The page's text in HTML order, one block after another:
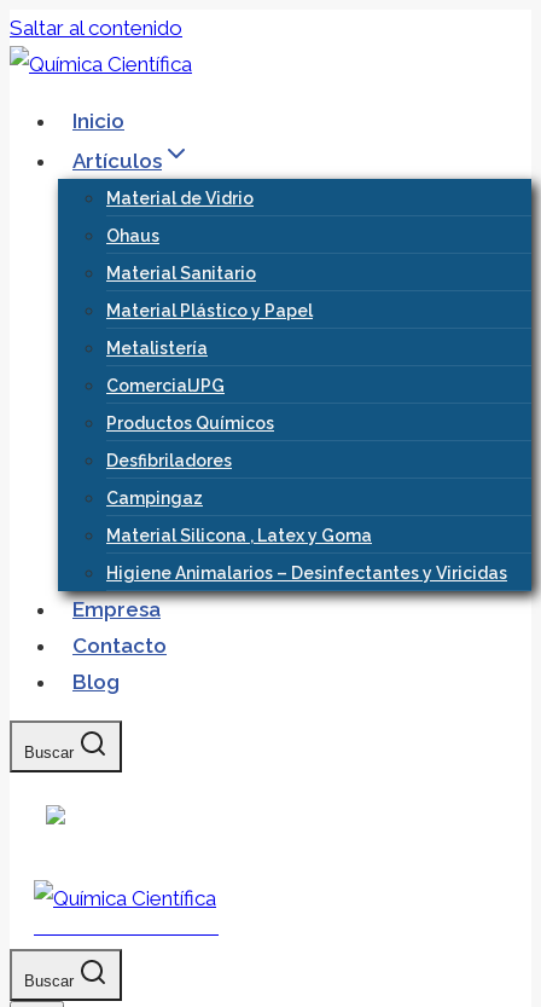
Saltar al contenido
Inicio
Artículos
Material de Vidrio
Ohaus
Material Sanitario
Material Plástico y Papel
Metalistería
ComercialJPG
Productos Químicos
Desfibriladores
Campingaz
Material Silicona , Latex y Goma
Higiene Animalarios – Desinfectantes y Viricidas
Empresa
Contacto
Blog
Buscar
Buscar